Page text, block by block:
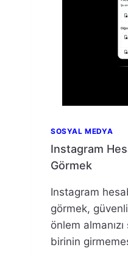
SOSYAL MEDYA
Instagram
Görmek
Instagram
görmek,
önlem
birinin